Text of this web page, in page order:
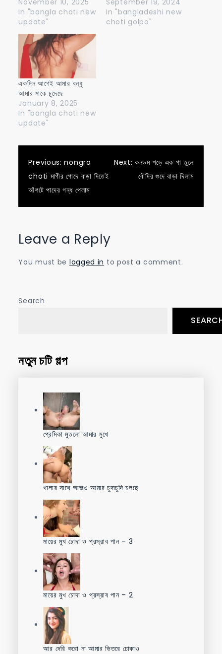
November 10, 2025
In "bangla choti new
update"
September 19, 2024
In "bangladeshi new
choti golpo"
একদিন আগেই আমার বন্ধু
আমার মাকে চুদেছে
January 8, 2025
In "bangla choti new
update"
Post
navigation
Previous: nongra
choti মাগীর পোদে বাড়া দিতেই
আঁশটে পাদের গন্ধ পেলাম
Next: কনডম পড়ে এক পা তুলে
বৌদির গুদে বাড়া দিলাম
Leave a Reply
You must be logged in to post a comment.
Search
নতুন চটি গল্প
প্রেমিকা মুতলো আমার মুখে
খালার সাথে আজও আমার চুদাচুদি চলছে
মায়ের মুখ চোদা ও প্রস্রাব পান – 3
মায়ের মুখ চোদা ও প্রস্রাব পান – 2
আর দেরি করো না আমার ভিতরে ঢোকাও